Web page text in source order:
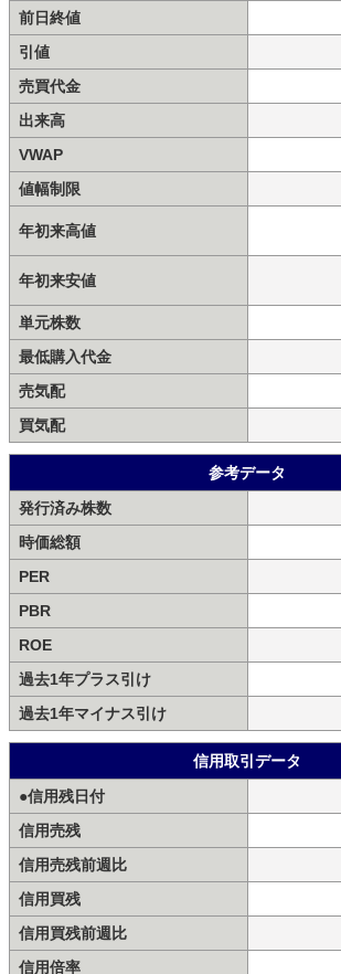
前日終値
引値
売買代金
出来高
VWAP
値幅制限
年初来高値
年初来安値
単元株数
最低購入代金
売気配
買気配
参考データ
発行済み株数
時価総額
PER
PBR
ROE
過去1年プラス引け
過去1年マイナス引け
信用取引データ
●信用残日付
信用売残
信用売残前週比
信用買残
信用買残前週比
信用倍率